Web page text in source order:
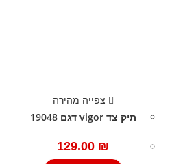
צפייה מהירה
תיק צד vigor דגם 19048
129.00 ₪